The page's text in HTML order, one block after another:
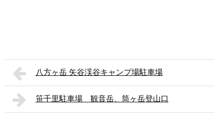
八方ヶ岳 矢谷渓谷キャンプ場駐車場
笹千里駐車場 観音岳、筒ヶ岳登山口